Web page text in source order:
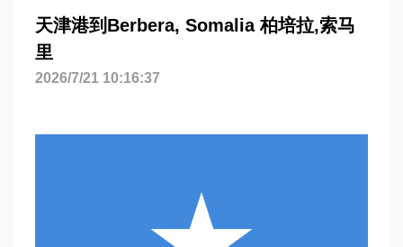
天津港到Berbera, Somalia 柏培拉,索马
里
2026/7/21 10:16:37